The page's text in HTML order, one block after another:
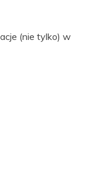
(nie tylko) w